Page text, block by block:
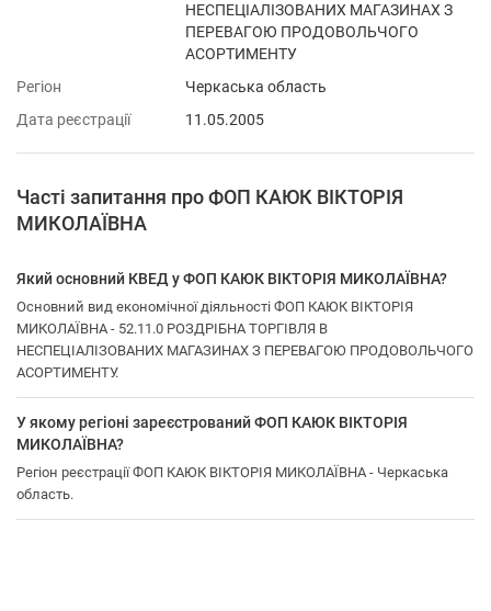
НЕСПЕЦІАЛІЗОВАНИХ МАГАЗИНАХ З
ПЕРЕВАГОЮ ПРОДОВОЛЬЧОГО
АСОРТИМЕНТУ
Регіон
Черкаська область
Дата реєстрації
11.05.2005
Часті запитання про ФОП КАЮК ВІКТОРІЯ
МИКОЛАЇВНА
Який основний КВЕД у ФОП КАЮК ВІКТОРІЯ МИКОЛАЇВНА?
Основний вид економічної діяльності ФОП КАЮК ВІКТОРІЯ
МИКОЛАЇВНА - 52.11.0 РОЗДРІБНА ТОРГІВЛЯ В
НЕСПЕЦІАЛІЗОВАНИХ МАГАЗИНАХ З ПЕРЕВАГОЮ ПРОДОВОЛЬЧОГО
АСОРТИМЕНТУ.
У якому регіоні зареєстрований ФОП КАЮК ВІКТОРІЯ
МИКОЛАЇВНА?
Регіон реєстрації ФОП КАЮК ВІКТОРІЯ МИКОЛАЇВНА - Черкаська
область.